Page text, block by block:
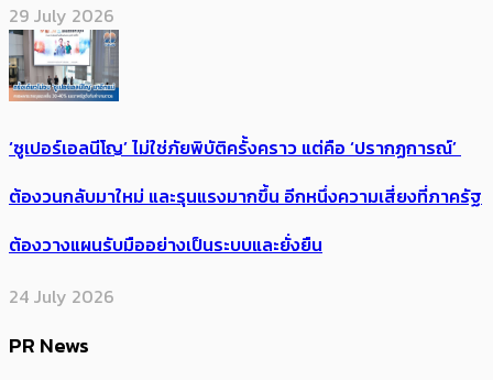
29 July 2026
‘ซูเปอร์เอลนีโญ’ ไม่ใช่ภัยพิบัติครั้งคราว แต่คือ ‘ปรากฏการณ์’ ​
ต้อง​วนกลับมาใหม่ และรุนแรงมากขึ้น อีกหนึ่งความเสี่ยงที่ภาครัฐ
ต้องวางแผนรับมืออย่างเป็นระบบและยั่งยืน
24 July 2026
PR News